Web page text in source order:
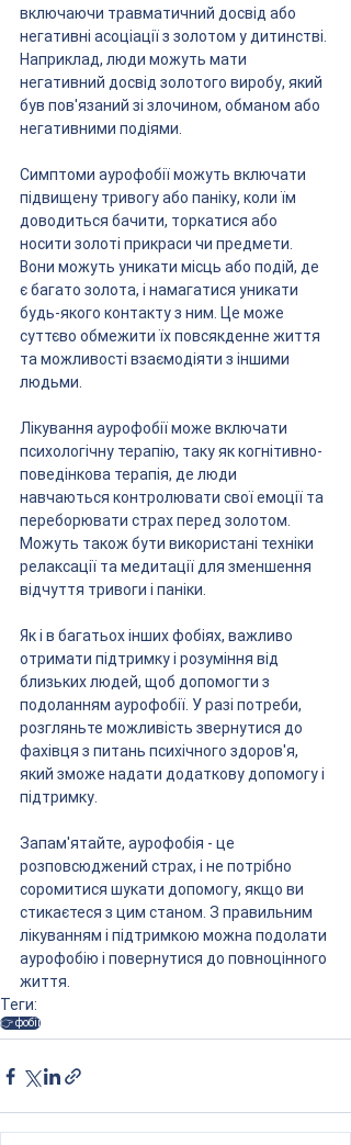
включаючи травматичний досвід або
негативні асоціації з золотом у дитинстві.
Наприклад, люди можуть мати
негативний досвід золотого виробу, який
був пов'язаний зі злочином, обманом або
негативними подіями.
Симптоми аурофобії можуть включати
підвищену тривогу або паніку, коли їм
доводиться бачити, торкатися або
носити золоті прикраси чи предмети.
Вони можуть уникати місць або подій, де
є багато золота, і намагатися уникати
будь-якого контакту з ним. Це може
суттєво обмежити їх повсякденне життя
та можливості взаємодіяти з іншими
людьми.
Лікування аурофобії може включати
психологічну терапію, таку як когнітивно-
поведінкова терапія, де люди
навчаються контролювати свої емоції та
переборювати страх перед золотом.
Можуть також бути використані техніки
релаксації та медитації для зменшення
відчуття тривоги і паніки.
Як і в багатьох інших фобіях, важливо
отримати підтримку і розуміння від
близьких людей, щоб допомогти з
подоланням аурофобії. У разі потреби,
розгляньте можливість звернутися до
фахівця з питань психічного здоров'я,
який зможе надати додаткову допомогу і
підтримку.
Запам'ятайте, аурофобія - це
розповсюджений страх, і не потрібно
соромитися шукати допомогу, якщо ви
стикаєтеся з цим станом. З правильним
лікуванням і підтримкою можна подолати
аурофобію і повернутися до повноцінного
життя.
Теги:
👉 фобії